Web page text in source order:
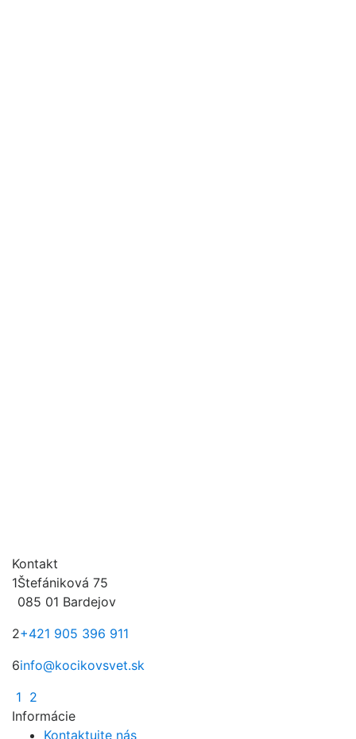
Kontakt
1Štefániková 75
085 01 Bardejov
2+421 905 396 911
6info@kocikovsvet.sk
1 2
Informácie
Kontaktujte nás